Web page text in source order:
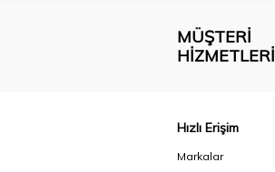
MÜŞTERI
HIZMETLERI
Hızlı Erişim
Markalar